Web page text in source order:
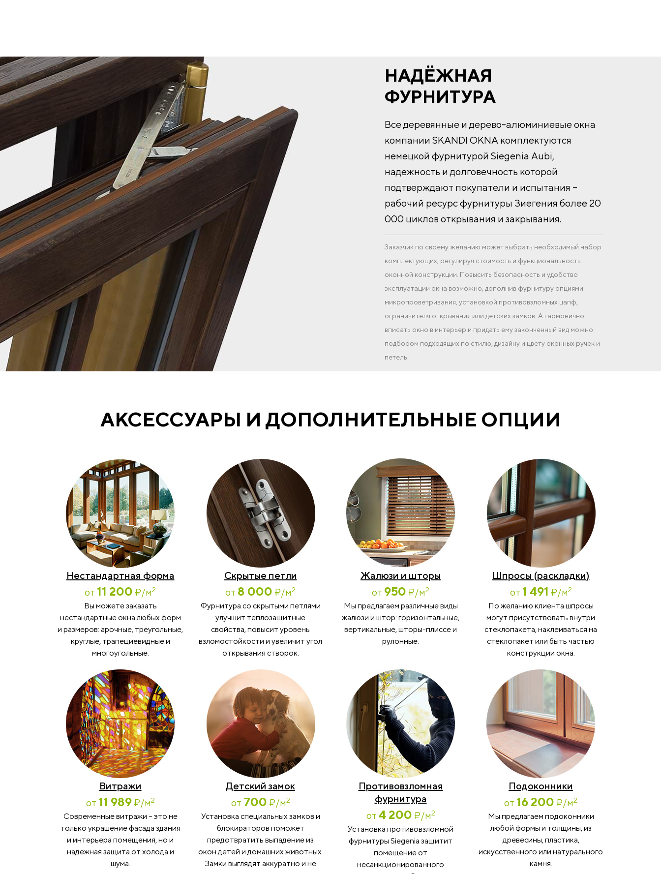
НАДЁЖНАЯ
ФУРНИТУРА
Все деревянные и дерево-алюминиевые окна
компании SKANDI OKNA комплектуются
немецкой фурнитурой Siegenia Aubi,
надежность и долговечность которой
подтверждают покупатели и испытания –
рабочий ресурс фурнитуры Зиегения более 20
000 циклов открывания и закрывания.
Заказчик по своему желанию может выбрать необходимый набор
комплектующих, регулируя стоимость и функциональность
оконной конструкции. Повысить безопасность и удобство
эксплуатации окна возможно, дополнив фурнитуру опциями
микропроветривания, установкой противовзломных цапф,
ограничителя открывания или детских замков. А гармонично
вписать окно в интерьер и придать ему законченный вид можно
подбором подходящих по стилю, дизайну и цвету оконных ручек и
петель.
АКСЕССУАРЫ И ДОПОЛНИТЕЛЬНЫЕ ОПЦИИ
Нестандартная форма
от 11 200 ₽/м2
Вы можете заказать
нестандартные окна любых форм
и размеров: арочные, треугольные,
круглые, трапециевидные и
многоугольные.
Скрытые петли
от 8 000 ₽/м2
Фурнитура со скрытыми петлями
улучшит теплозащитные
свойства, повысит уровень
взломостойкости и увеличит угол
открывания створок.
Жалюзи и шторы
от 950 ₽/м2
Мы предлагаем различные виды
жалюзи и штор: горизонтальные,
вертикальные, шторы-плиссе и
рулонные.
Шпросы (раскладки)
от 1 491 ₽/м2
По желанию клиента шпросы
могут присутствовать внутри
стеклопакета, наклеиваться на
стеклопакет или быть частью
конструкции окна.
Витражи
от 11 989 ₽/м2
Современные витражи – это не
только украшение фасада здания
и интерьера помещения, но и
надежная защита от холода и
шума.
Детский замок
от 700 ₽/м2
Установка специальных замков и
блокираторов поможет
предотвратить выпадение из
окон детей и домашних животных.
Замки выглядят аккуратно и не
Противовзломная
фурнитура
от 4 200 ₽/м2
Установка противовзломной
фурнитуры Siegenia защитит
помещение от
несанкционированного
Подоконники
от 16 200 ₽/м2
Мы предлагаем подоконники
любой формы и толщины, из
древесины, пластика,
искусственного или натурального
камня.